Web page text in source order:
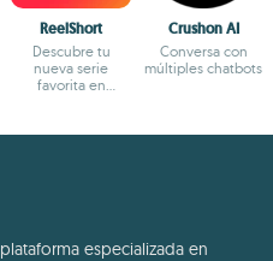
ReelShort
Descubre tu
nueva serie
favorita en
Crushon AI
Conversa con
múltiples chatbots
especializada en